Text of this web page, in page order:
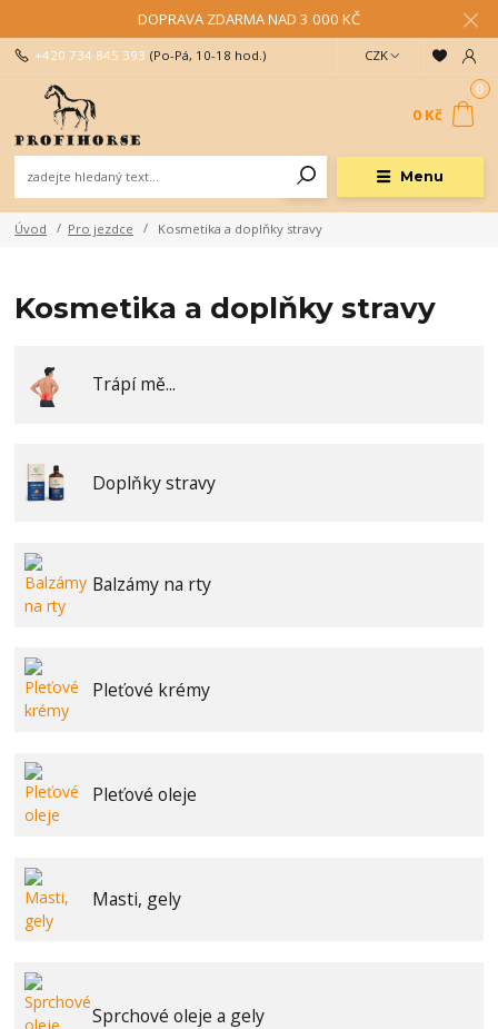
DOPRAVA ZDARMA NAD 3 000 KČ
Menu
CZK
+420 734 845 393 (Po-Pá, 10-18 hod.)
0
0 Kč
Úvod Pro jezdce Kosmetika a doplňky stravy
Kosmetika a doplňky stravy
Trápí mě...
Doplňky stravy
Balzámy na rty
Pleťové krémy
Pleťové oleje
Masti, gely
Sprchové oleje a gely